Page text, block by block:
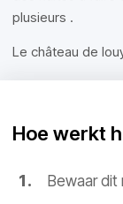
plusieurs .
Le château de
Hoe werkt
Bewaar